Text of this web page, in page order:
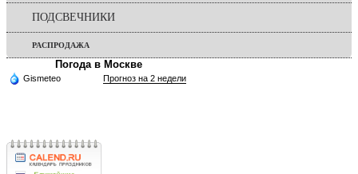
ПОДСВЕЧНИКИ
РАСПРОДАЖА
Погода в Москве
Gismeteo Прогноз на 2 недели